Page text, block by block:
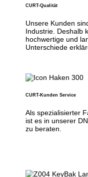
CURT-Qualität
Unsere Kunden
Industrie. Deshalb
hochwertige und
Unterschiede
CURT-Kunden Service
Als spezialisierter
ist es in unserer
zu beraten.